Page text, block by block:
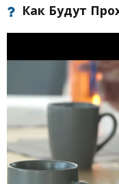
Бонусная тема
Как Будут